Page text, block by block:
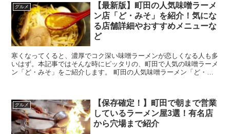
グルメ
【最新版】町田の人気味噌ラーメ
ン店「ど・みそ」を紹介！気にな
る店舗詳細やおすすめメニューな
ど
寒くなってくると、濃厚でコク深い味噌ラーメンが恋しくなる人も多
いはず。本記事ではそんな時にピッタリの、町田で人気の味噌ラーメ
ン「ど・みそ」をご紹介します。 町田の人気味噌ラーメン「ど・み
グルメ
【保存確定！】町田で朝まで営業
しているラーメン屋3選！有名店
から穴場まで紹介